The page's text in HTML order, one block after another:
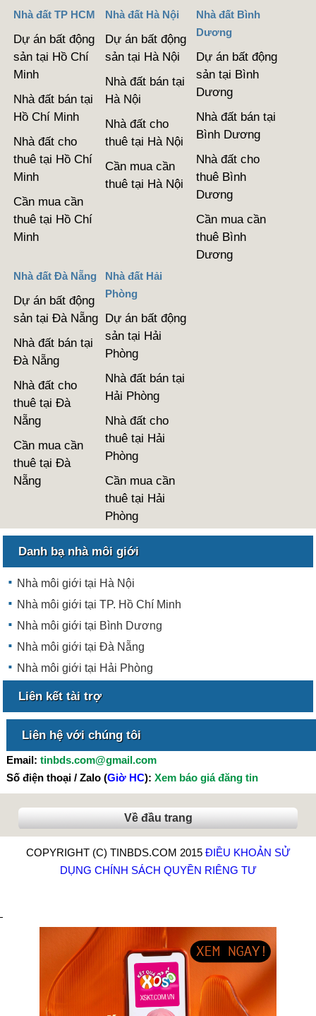
Nhà đất TP HCM
Dự án bất động
sản tại Hồ Chí
Minh
Nhà đất bán tại
Hồ Chí Minh
Nhà đất cho
thuê tại Hồ Chí
Minh
Cần mua cần
thuê tại Hồ Chí
Minh
Nhà đất Hà Nội
Dự án bất động
sản tại Hà Nội
Nhà đất bán tại
Hà Nội
Nhà đất cho
thuê tại Hà Nội
Cần mua cần
thuê tại Hà Nội
Nhà đất Bình
Dương
Dự án bất động
sản tại Bình
Dương
Nhà đất bán tại
Bình Dương
Nhà đất cho
thuê Bình
Dương
Cần mua cần
thuê Bình
Dương
Nhà đất Đà Nẵng
Dự án bất động
sản tại Đà Nẵng
Nhà đất bán tại
Đà Nẵng
Nhà đất cho
thuê tại Đà
Nẵng
Cần mua cần
thuê tại Đà
Nẵng
Nhà đất Hải
Phòng
Dự án bất động
sản tại Hải
Phòng
Nhà đất bán tại
Hải Phòng
Nhà đất cho
thuê tại Hải
Phòng
Cần mua cần
thuê tại Hải
Phòng
Danh bạ nhà môi giới
Nhà môi giới tại Hà Nội
Nhà môi giới tại TP. Hồ Chí Minh
Nhà môi giới tại Bình Dương
Nhà môi giới tại Đà Nẵng
Nhà môi giới tại Hải Phòng
Liên kết tài trợ
Liên hệ với chúng tôi
Email: tinbds.com@gmail.com
Số điện thoại / Zalo (Giờ HC): Xem báo giá đăng tin
Về đầu trang
COPYRIGHT (C) TINBDS.COM 2015 ĐIỀU KHOẢN SỬ
DỤNG CHÍNH SÁCH QUYỀN RIÊNG TƯ